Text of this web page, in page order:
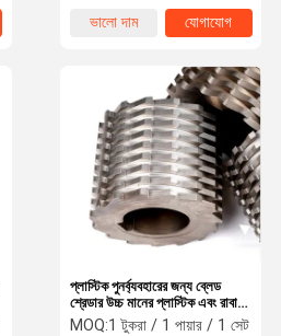
ভালো দাম
যোগাযোগ
প্লাস্টিক পুনর্ব্যবহারের জন্য ব্লেড
শ্রেডার উচ্চ মানের প্লাস্টিক এবং রাবার
মেশিনের অংশ
MOQ:1 টুকরা / 1 পায়ার / 1 সেট